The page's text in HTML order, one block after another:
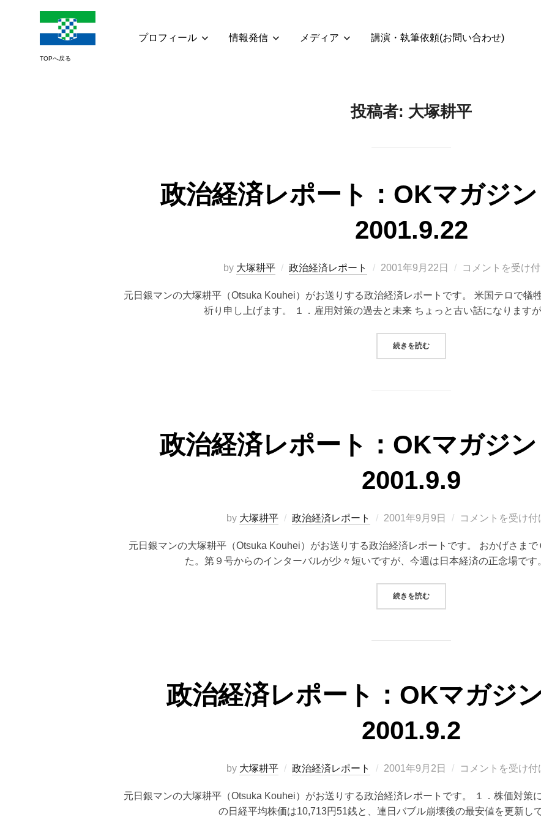
プロフィール 情報発信 メディア 講演・執筆依頼(お問い合わせ)
投稿者: 大塚耕平
政治経済レポート：OKマガジン
2001.9.22
by 大塚耕平 政治経済レポート
投
日:
2001年9月22日 コメントを受け
元日銀マンの大塚耕平（Otsuka Kouhei）がお送りする政治経済レポートです。 米国テロで犠
祈り申し上げます。 １．雇用対策の過去と未来 ちょっと古い話になります
続きを読む“政治経済レポート：OKマガジン
政治経済レポート：OKマガジン
2001.9.9
by 大塚耕平 政治経済レポート
投
日:
2001年9月9日 コメントを受け
元日銀マンの大塚耕平（Otsuka Kouhei）がお送りする政治経済レポートです。 おかげさま
た。第９号からのインターバルが少々短いですが、今週は日本経済の正念場で
続きを読む“政治経済レポート：OKマガジン
政治経済レポート：OKマガジン
2001.9.2
by 大塚耕平 政治経済レポート
投
日:
2001年9月2日 コメントを受け
元日銀マンの大塚耕平（Otsuka Kouhei）がお送りする政治経済レポートです。 １．株価対策
の日経平均株価は10,713円51銭と、連日バブル崩壊後の最安値を更新し